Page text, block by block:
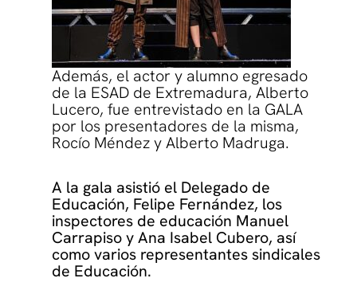
Además, el actor y alumno egresado
de la ESAD de Extremadura, Alberto
Lucero, fue entrevistado en la GALA
por los presentadores de la misma,
Rocío Méndez y Alberto Madruga.
A la gala asistió el Delegado de
Educación, Felipe Fernández, los
inspectores de educación Manuel
Carrapiso y Ana Isabel Cubero, así
como varios representantes sindicales
de Educación.